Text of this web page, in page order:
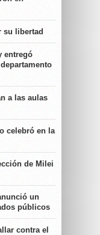
su libertad
entregó
a las aulas
celebró en la
de Milei
un
públicos
contra el